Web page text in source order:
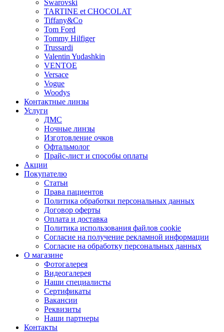
Swarovski
TARTINE et CHOCOLAT
Tiffany&Co
Tom Ford
Tommy Hilfiger
Trussardi
Valentin Yudashkin
VENTOE
Versace
Vogue
Woodys
Контактные линзы
Услуги
ДМС
Ночные линзы
Изготовление очков
Офтальмолог
Прайс-лист и способы оплаты
Акции
Покупателю
Статьи
Права пациентов
Политика обработки персональных данных
Договор оферты
Оплата и доставка
Политика использования файлов cookie
Согласие на получение рекламной информации
Согласие на обработку персональных данных
О магазине
Фотогалерея
Видеогалерея
Наши специалисты
Сертификаты
Вакансии
Реквизиты
Наши партнеры
Контакты